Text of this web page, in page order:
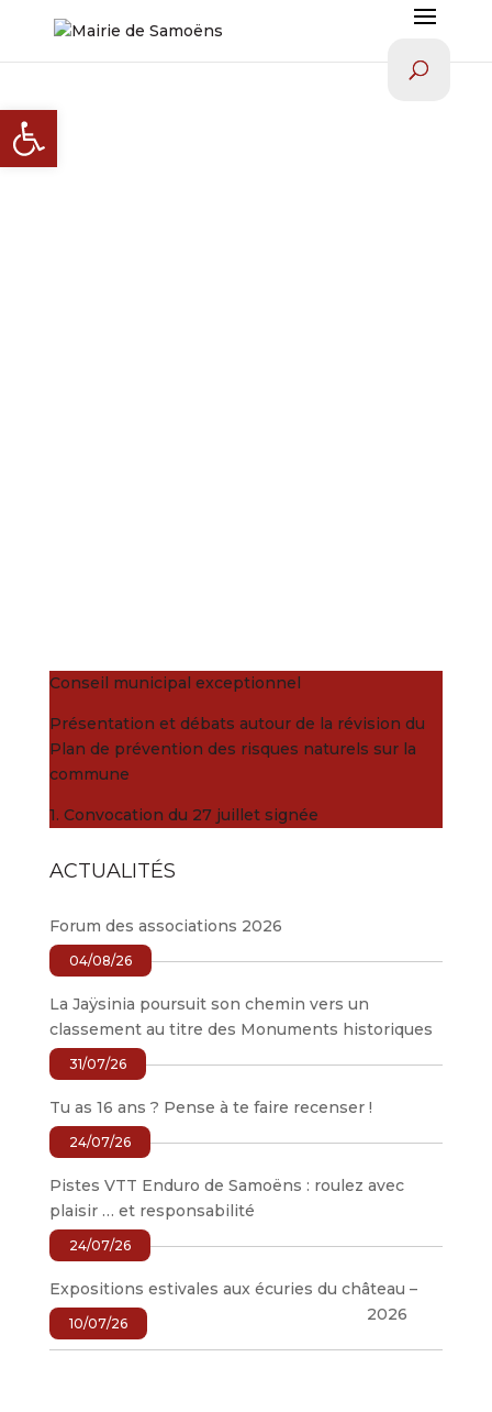
Conseil municipal exceptionnel
Présentation et débats autour de la révision du
Plan de prévention des risques naturels sur la
commune
1. Convocation du 27 juillet signée
ACTUALITÉS
Forum des associations 2026
04/08/26
La Jaÿsinia poursuit son chemin vers un
classement au titre des Monuments historiques
31/07/26
Tu as 16 ans ? Pense à te faire recenser !
24/07/26
Pistes VTT Enduro de Samoëns : roulez avec
plaisir … et responsabilité
24/07/26
Expositions estivales aux écuries du château –
2026
10/07/26
Ouvrir la barre d’outils